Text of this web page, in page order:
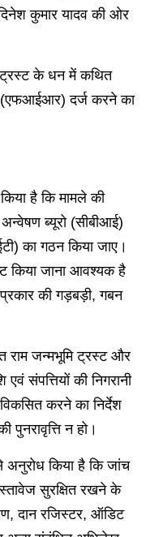
कुमार यादव की ओर
ट्रस्ट के धन में कथित
(एफआईआर) दर्ज करने का
है कि मामले की
ब्यूरो (सीबीआई)
का गठन किया जाए।
किया जाना आवश्यक है
की गड़बड़ी, गबन
राम जन्मभूमि ट्रस्ट और
संपत्तियों की निगरानी
करने का निर्देश
पुनरावृत्ति न हो।
किया है कि जांच
सुरक्षित रखने के
दान रजिस्टर, ऑडिट